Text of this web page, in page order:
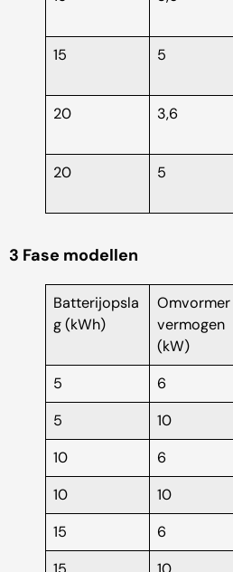
15
5
20
3,6
20
5
3 Fase modellen
Batterijopsla
g (kWh)
Omvormer
vermogen
(kW)
5 6
5
10
10
6
10
10
15
6